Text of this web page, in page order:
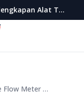
Distributor Flow Meter dan Pusat Perlengkapan Alat Teknik Indonesia
Digital Turbine Flow Meter Magnos Size 1 Inch